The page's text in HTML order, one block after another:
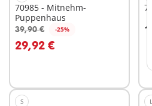
70985 - Mitnehm-
Puppenhaus
39,90 € -25%
29,92 €
In den Warenkorb
S L